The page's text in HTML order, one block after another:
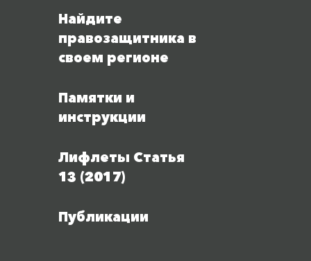
Найдите
правозащитника в
своем регионе
Памятки и
инструкции
Лифлеты Статья
13 (2017)
Публикации